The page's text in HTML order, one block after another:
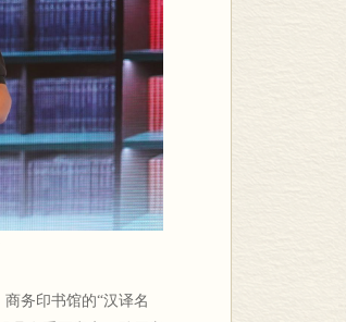
务印书馆的“汉译名